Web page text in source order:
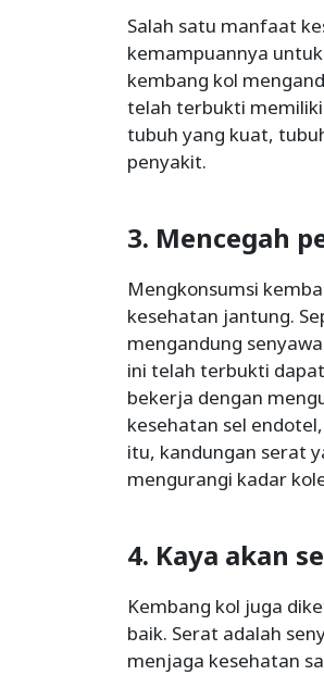
Salah satu manfaat
kemampuannya
kembang kol
telah terbukti
tubuh yang kuat,
penyakit.
3. Mencegah
Mengkonsumsi
kesehatan jantung.
mengandung
ini telah terbukti
bekerja dengan
kesehatan sel
itu, kandungan serat
mengurangi kadar
4. Kaya akan
Kembang kol juga
baik. Serat adalah
menjaga kesehatan